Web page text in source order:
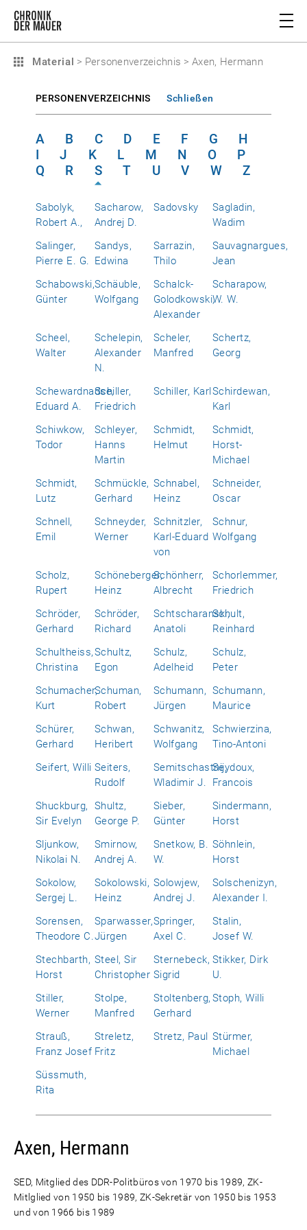
Material > Personenverzeichnis > Axen, Hermann
PERSONENVERZEICHNIS Schließen
A B C D E F G
H
I
J K L M N O
P
Q
R S T U V W Z
Sabolyk,
Robert A.,
Sacharow,
Andrej D.
Sadovsky
Sagladin,
Wadim
Salinger,
Pierre E. G.
Sandys,
Edwina
Sarrazin,
Thilo
Sauvagnargues,
Jean
Schabowski,
Günter
Schäuble,
Wolfgang
Schalck-
Golodkowski,
Alexander
Scharapow,
W. W.
Scheel,
Walter
Schelepin,
Alexander
N.
Scheler,
Manfred
Schertz,
Georg
Schewardnadse,
Eduard A.
Schiller,
Friedrich
Schiller, KarlSchirdewan,
Karl
Schiwkow,
Todor
Schleyer,
Hanns
Martin
Schmidt,
Helmut
Schmidt,
Horst-
Michael
Schmidt,
Lutz
Schmückle,
Gerhard
Schnabel,
Heinz
Schneider,
Oscar
Schnell,
Emil
Schneyder,
Werner
Schnitzler,
Karl-Eduard
von
Schnur,
Wolfgang
Scholz,
Rupert
Schöneberger,
Heinz
Schönherr,
Albrecht
Schorlemmer,
Friedrich
Schröder,
Gerhard
Schröder,
Richard
Schtscharanski,
Anatoli
Schult,
Reinhard
Schultheiss,
Christina
Schultz,
Egon
Schulz,
Adelheid
Schulz,
Peter
Schumacher,
Kurt
Schuman,
Robert
Schumann,
Jürgen
Schumann,
Maurice
Schürer,
Gerhard
Schwan,
Heribert
Schwanitz,
Wolfgang
Schwierzina,
Tino-Antoni
Seifert, Willi Seiters,
Rudolf
Semitschastnij,
Wladimir J.
Seydoux,
Francois
Shuckburg,
Sir Evelyn
Shultz,
George P.
Sieber,
Günter
Sindermann,
Horst
Sljunkow,
Nikolai N.
Smirnow,
Andrej A.
Snetkow, B.
W.
Söhnlein,
Horst
Sokolow,
Sergej L.
Sokolowski,
Heinz
Solowjew,
Andrej J.
Solschenizyn,
Alexander I.
Sorensen,
Theodore C.
Sparwasser,
Jürgen
Springer,
Axel C.
Stalin,
Josef W.
Stechbarth,
Horst
Steel, Sir
Christopher
Sternebeck,
Sigrid
Stikker, Dirk
U.
Stiller,
Werner
Stolpe,
Manfred
Stoltenberg,
Gerhard
Stoph, Willi
Strauß,
Franz Josef
Streletz,
Fritz
Stretz, Paul Stürmer,
Michael
Süssmuth,
Rita
Axen, Hermann
SED, Mitglied des DDR-Politbüros von 1970 bis 1989, ZK-
Mitlglied von 1950 bis 1989, ZK-Sekretär von 1950 bis 1953
und von 1966 bis 1989